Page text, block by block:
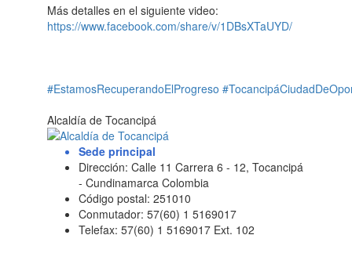
Más detalles en el siguiente video:
https://www.facebook.com/share/v/1DBsXTaUYD/
#EstamosRecuperandoElProgreso
Alcaldía de Tocancipá
Sede principal
Dirección: Calle 11 Carrera 6 - 12, Tocancipá
- Cundinamarca Colombia
Código postal: 251010
Conmutador: 57(60) 1 5169017
Telefax: 57(60) 1 5169017 Ext. 102